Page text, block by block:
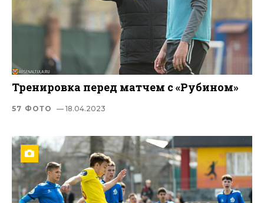
Тренировка перед матчем с «Рубином»
57 ФОТО — 18.04.2023